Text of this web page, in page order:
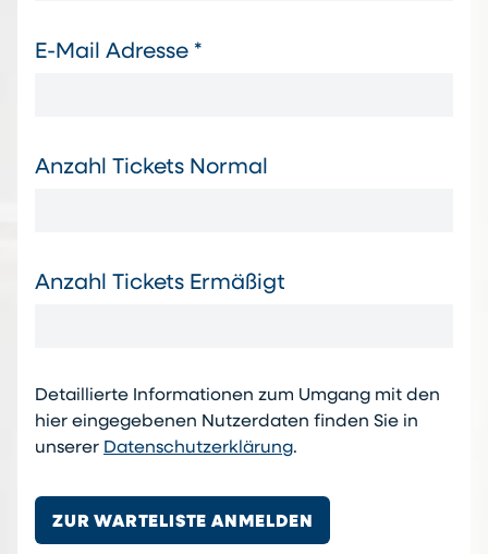
E-Mail Adresse *
Anzahl Tickets Normal
Anzahl Tickets Ermäßigt
Detaillierte Informationen zum Umgang mit den
hier eingegebenen Nutzerdaten finden Sie in
unserer Datenschutzerklärung.
ZUR WARTELISTE ANMELDEN